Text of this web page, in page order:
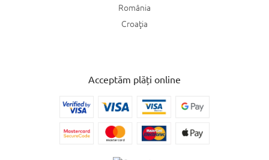
România
Croaţia
Acceptăm plăți online